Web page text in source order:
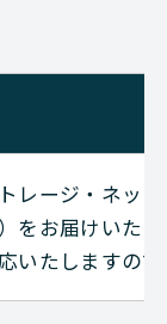
レージ・ネッ
をお届けいた
いたしますの